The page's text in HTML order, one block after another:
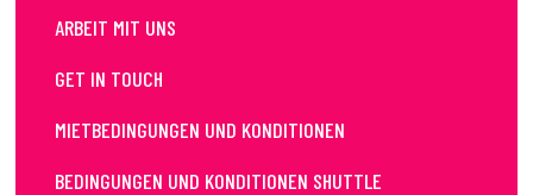
ARBEIT MIT UNS
GET IN TOUCH
MIETBEDINGUNGEN UND KONDITIONEN
BEDINGUNGEN UND KONDITIONEN SHUTTLE